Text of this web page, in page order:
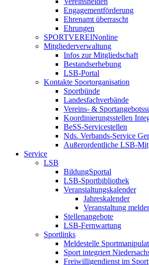
Engagementförderung
Ehrenamt überrascht
Ehrungen
SPORTVEREINonline
Mitgliederverwaltung
Infos zur Mitgliedschaft
Bestandserhebung
LSB-Portal
Kontakte Sportorganisation
Sportbünde
Landesfachverbände
Vereins- &
Koordinierungsstellen
BeSS-Servicestellen
Nds. Verbands-Service
Außerordentliche LSB-
Service
LSB
BildungSportal
LSB-Sportbibliothek
Veranstaltungskalender
Jahreskalender
Veranstaltung
Stellenangebote
LSB-Fernwartung
Sportlinks
Meldestelle
Sport integriert
Freiwilligendienst im Sport